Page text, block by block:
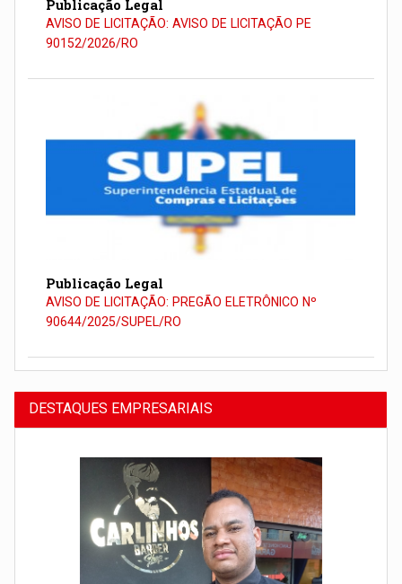
Publicação Legal
AVISO DE LICITAÇÃO: AVISO DE LICITAÇÃO PE
90152/2026/RO
Publicação Legal
AVISO DE LICITAÇÃO: PREGÃO ELETRÔNICO Nº
90644/2025/SUPEL/RO
DESTAQUES EMPRESARIAIS